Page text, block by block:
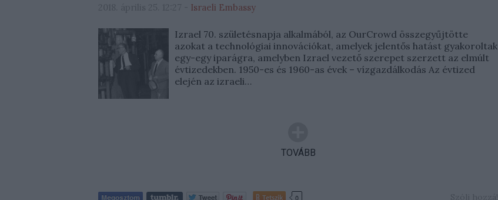
Israeli Embassy
Izrael 70. születésnapja alkalmából, az OurCrowd összegyűjtötte
azokat a technológiai innovációkat, amelyek jelentős hatást gyakoroltak
egy-egy iparágra, amelyben Izrael vezető szerepet szerzett az elmúlt
évtizedekben. 1950-es és 1960-as évek – vízgazdálkodás Az évtized
elején az izraeli…
TOVÁBB
Tetszik 0